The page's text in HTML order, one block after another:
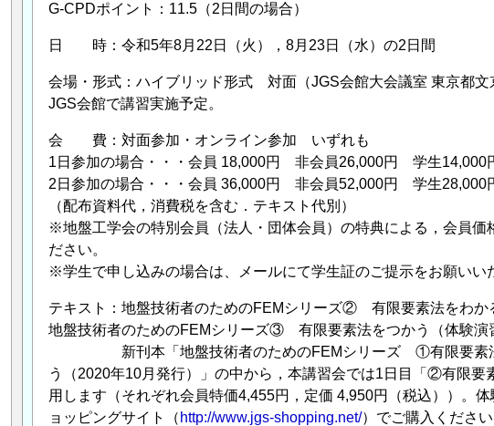
G-CPDポイント：11.5（2日間の場合）
日 時：令和5年8月22日（火），8月23日（水）の2日間
会場・形式：ハイブリッド形式 対面（JGS会館大会議室 東京都
JGS会館で講習実施予定。
会 費：対面参加・オンライン参加 いずれも
1日参加の場合・・・会員 18,000円 非会員26,000円 学生14,000
2日参加の場合・・・会員 36,000円 非会員52,000円 学生28,000
（配布資料代，消費税を含む．テキスト代別）
※地盤工学会の特別会員（法人・団体会員）の特典による，会員価
ださい。
※学生で申し込みの場合は、メールにて学生証のご提示をお願いい
テキスト：地盤技術者のためのFEMシリーズ② 有限要素法をわか
地盤技術者のためのFEMシリーズ③ 有限要素法をつかう（体験演
新刊本「地盤技術者のためのFEMシリーズ ①有限要素法
う（2020年10月発行）」の中から，本講習会では1日目「②有限
用します（それぞれ会員特価4,455円，定価 4,950円（税込））。
ョッピングサイト（ http://www.jgs-shopping.net/）でご購入くださ